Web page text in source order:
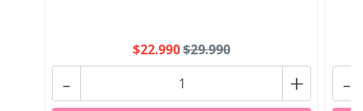
$22.990$29.990
+
- -